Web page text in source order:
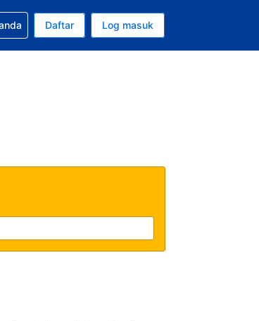
adalah Dolar A.S.
adalah Bahasa Malaysia
anda
Daftar Log masuk